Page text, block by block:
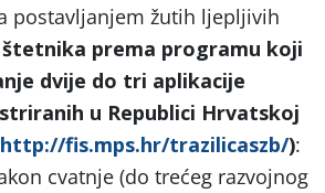
postavljanjem žutih ljepljivih
prema programu koji
dvije do tri aplikacije
u Republici Hrvatskoj
http://fis.mps.hr/trazilicaszb/):
cvatnje (do trećeg razvojnog